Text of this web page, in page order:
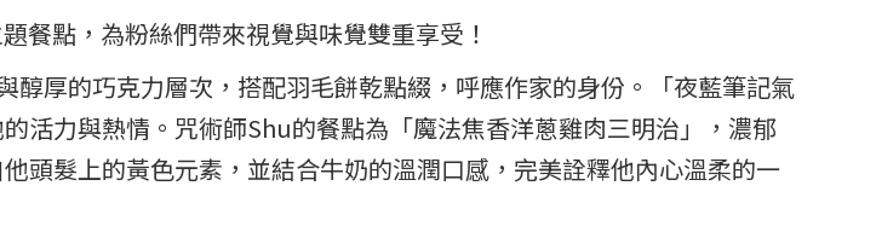
餐點，為粉絲們帶來視覺與味覺雙重享受！
厚的巧克力層次，搭配羽毛餅乾點綴，呼應作家的身份。「夜藍筆記氣
活力與熱情。咒術師Shu的餐點為「魔法焦香洋蔥雞肉三明治」，濃郁
頭髮上的黃色元素，並結合牛奶的溫潤口感，完美詮釋他內心溫柔的一